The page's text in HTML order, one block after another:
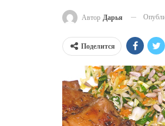
Автор Дарья
Поделится